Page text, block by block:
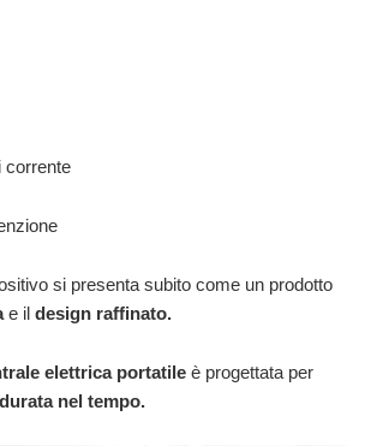
corrente
si presenta subito come un prodotto
e il design raffinato.
elettrica portatile è progettata per
durata nel tempo.